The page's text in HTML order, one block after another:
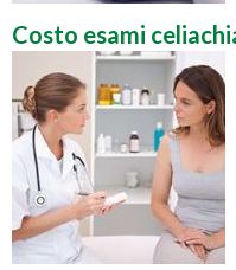
Costo esami